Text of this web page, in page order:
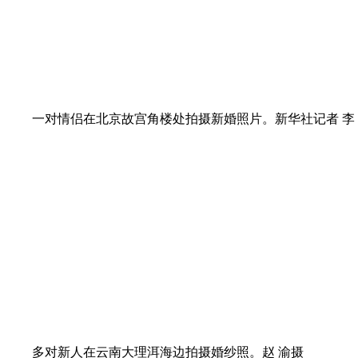
一对情侣在北京故宫角楼处拍摄新婚照片。新华社记者 李
多对新人在云南大理洱海边拍摄婚纱照。赵 渝摄